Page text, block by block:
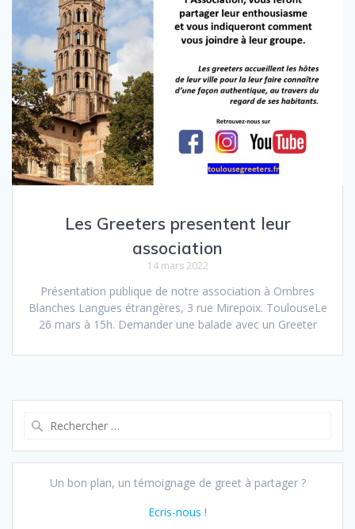
Les Greeters presentent leur
association
14 mars 2022
Présentation publique de notre association à Ombres
Blanches Langues étrangères, 3 rue Mirepoix. ToulouseLe
26 mars à 15h. Demander une balade avec un Greeter
Un bon plan, un témoignage de greet à partager ?
Ecris-nous !